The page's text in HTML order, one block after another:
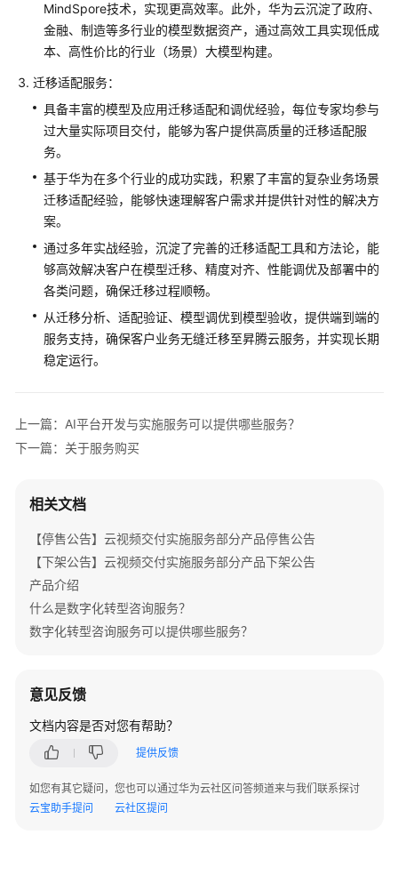
务
鲲
移
植
家
服
云
原
生
专
家
服
微
服
务
服
务
成
专
务
SAP
上
专
业
MindSpore技术，实现更高效率。此外，华为云沉淀了政府、
金融、制造等多行业的模型数据资产，通过高效工具实现低成
本、高性价比的行业（场景）大模型构建。
迁移适配服务：
具备丰富的模型及应用迁移适配和调优经验，每位专家均参与
过大量实际项目交付，能够为客户提供高质量的迁移适配服
务。
基于华为在多个行业的成功实践，积累了丰富的复杂业务场景
迁移适配经验，能够快速理解客户需求并提供针对性的解决方
案。
通过多年实战经验，沉淀了完善的迁移适配工具和方法论，能
够高效解决客户在模型迁移、精度对齐、性能调优及部署中的
各类问题，确保迁移过程顺畅。
从迁移分析、适配验证、模型调优到模型验收，提供端到端的
服务支持，确保客户业务无缝迁移至昇腾云服务，并实现长期
稳定运行。
上一篇：AI平台开发与实施服务可以提供哪些服务？
下一篇：关于服务购买
相关文档
【停售公告】云视频交付实施服务部分产品停售公告
【下架公告】云视频交付实施服务部分产品下架公告
产品介绍
什么是数字化转型咨询服务？
数字化转型咨询服务可以提供哪些服务？
意见反馈
文档内容是否对您有帮助？
提供反馈
如您有其它疑问，您也可以通过华为云社区问答频道来与我们联系探讨
云宝助手提问
云社区提问